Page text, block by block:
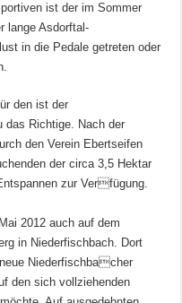
ist der im Sommer
lange Asdorftal-
in die Pedale getreten oder
den ist der
das Richtige. Nach der
den Verein Ebertseifen
der circa 3,5 Hektar
zur Verfügung.
2012 auch auf dem
in Niederfischbach. Dort
Niederfischbacher
den sich vollziehenden